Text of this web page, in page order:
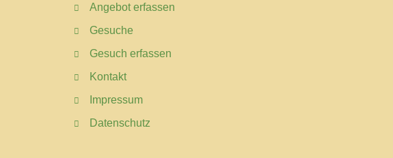
Angebot erfassen
Gesuche
Gesuch erfassen
Kontakt
Impressum
Datenschutz